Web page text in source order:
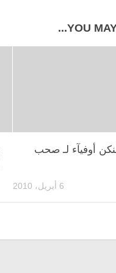
YOU
أوفيآء لـ صحب
6 أبريل، 2010